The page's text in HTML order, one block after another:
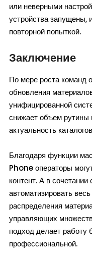
или неверными
устройства запущены,
повторной попыткой.
Заключение
По мере роста команд
обновления
унифицированной
снижает объем рутины
актуальность
Благодаря функции
Phone операторы
контент. А в
автоматизировать
распределения
управляющих
подход делает работу
профессиональной.